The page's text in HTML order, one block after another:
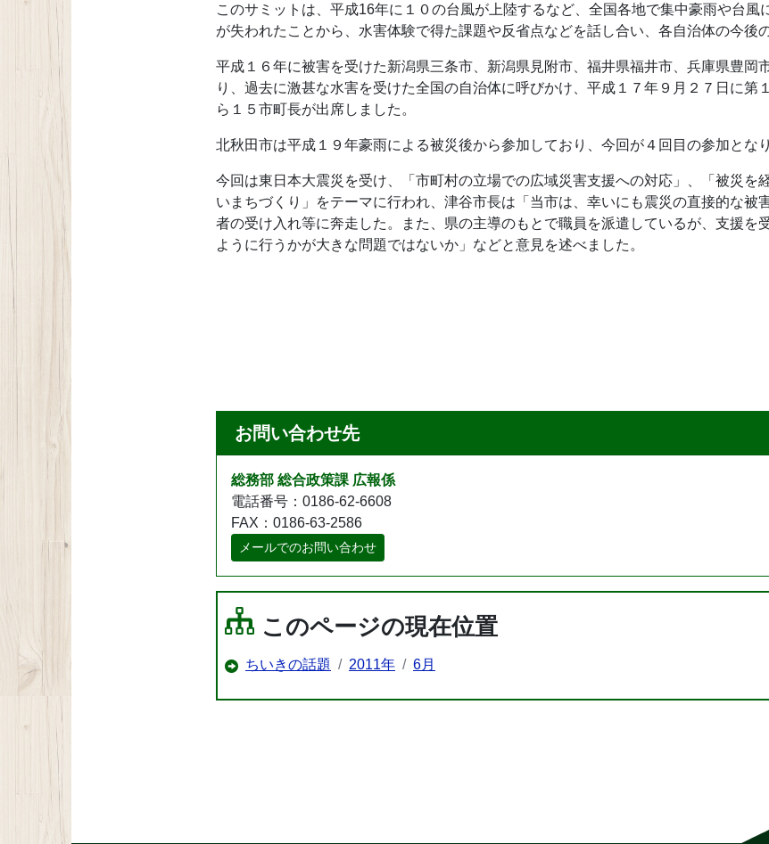
このサミットは、平成16年に１０の台風が上陸するなど、全国各地で集中豪雨や台
が失われたことから、水害体験で得た課題や反省点などを話し合い、各自治体の今後
平成１６年に被害を受けた新潟県三条市、新潟県見附市、福井県福井市、兵庫県豊岡
り、過去に激甚な水害を受けた全国の自治体に呼びかけ、平成１７年９月２７日に
ら１５市町長が出席しました。
北秋田市は平成１９年豪雨による被災後から参加しており、今回が４回目の参加となり
今回は東日本大震災を受け、「市町村の立場での広域災害支援への対応」、「被災を
いまちづくり」をテーマに行われ、津谷市長は「当市は、幸いにも震災の直接的な被
者の受け入れ等に奔走した。また、県の主導のもとで職員を派遣しているが、支援を
ように行うかが大きな問題ではないか」などと意見を述べました。
お問い合わせ先
総務部 総合政策課 広報係
電話番号：0186-62-6608
FAX：0186-63-2586
メールでのお問い合わせ
このページの現在位置
ちいきの話題 2011年 6月